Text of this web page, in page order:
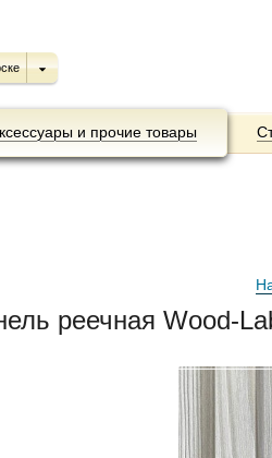
и прочие товары
реечная Wood-